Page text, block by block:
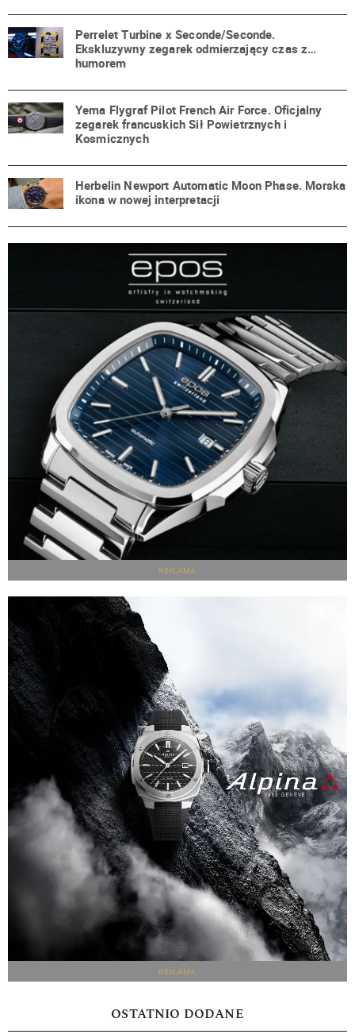
Perrelet Turbine x Seconde/Seconde.
Ekskluzywny zegarek odmierzający czas z…
humorem
Yema Flygraf Pilot French Air Force. Oficjalny
zegarek francuskich Sił Powietrznych i
Kosmicznych
Herbelin Newport Automatic Moon Phase. Morska
ikona w nowej interpretacji
REKLAMA
REKLAMA
OSTATNIO DODANE